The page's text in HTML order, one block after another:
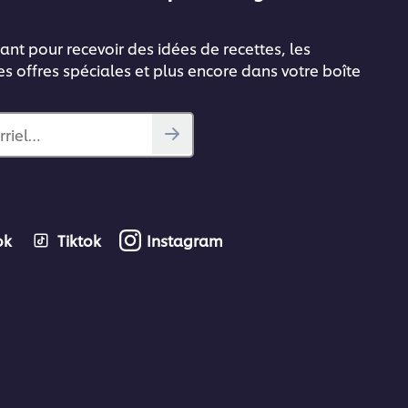
pour recevoir des idées de recettes, les
offres spéciales et plus encore dans votre boîte
Tiktok Instagram